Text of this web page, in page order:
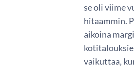
se oli viime
hitaammin.
aikoina
vaikuttaa,